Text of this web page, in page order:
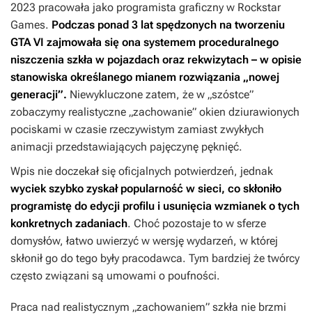
2023 pracowała jako programista graficzny w Rockstar
Games. Podczas ponad 3 lat spędzonych na tworzeniu
GTA VI zajmowała się ona systemem proceduralnego
niszczenia szkła w pojazdach oraz rekwizytach – w opisie
stanowiska określanego mianem rozwiązania „nowej
generacji”. Niewykluczone zatem, że w „szóstce”
zobaczymy realistyczne „zachowanie” okien dziurawionych
pociskami w czasie rzeczywistym zamiast zwykłych
animacji przedstawiających pajęczynę pęknięć.
Wpis nie doczekał się oficjalnych potwierdzeń, jednak
wyciek szybko zyskał popularność w sieci, co skłoniło
programistę do edycji profilu i usunięcia wzmianek o tych
konkretnych zadaniach. Choć pozostaje to w sferze
domysłów, łatwo uwierzyć w wersję wydarzeń, w której
skłonił go do tego były pracodawca. Tym bardziej że twórcy
często związani są umowami o poufności.
Praca nad realistycznym „zachowaniem” szkła nie brzmi